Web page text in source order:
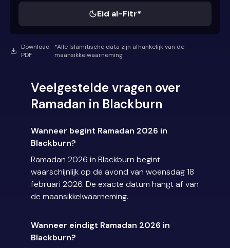
Eid al-Fitr*
Download
PDF
*Alle Islamitische data zijn afhankelijk van de
maansikkelwaarneming
Veelgestelde vragen over
Ramadan in Blackburn
Wanneer begint Ramadan 2026 in
Blackburn?
Ramadan 2026 in Blackburn begint
waarschijnlijk op de avond van woensdag 18
februari 2026. De exacte datum hangt af van
de maansikkelwaarneming.
Wanneer eindigt Ramadan 2026 in
Blackburn?